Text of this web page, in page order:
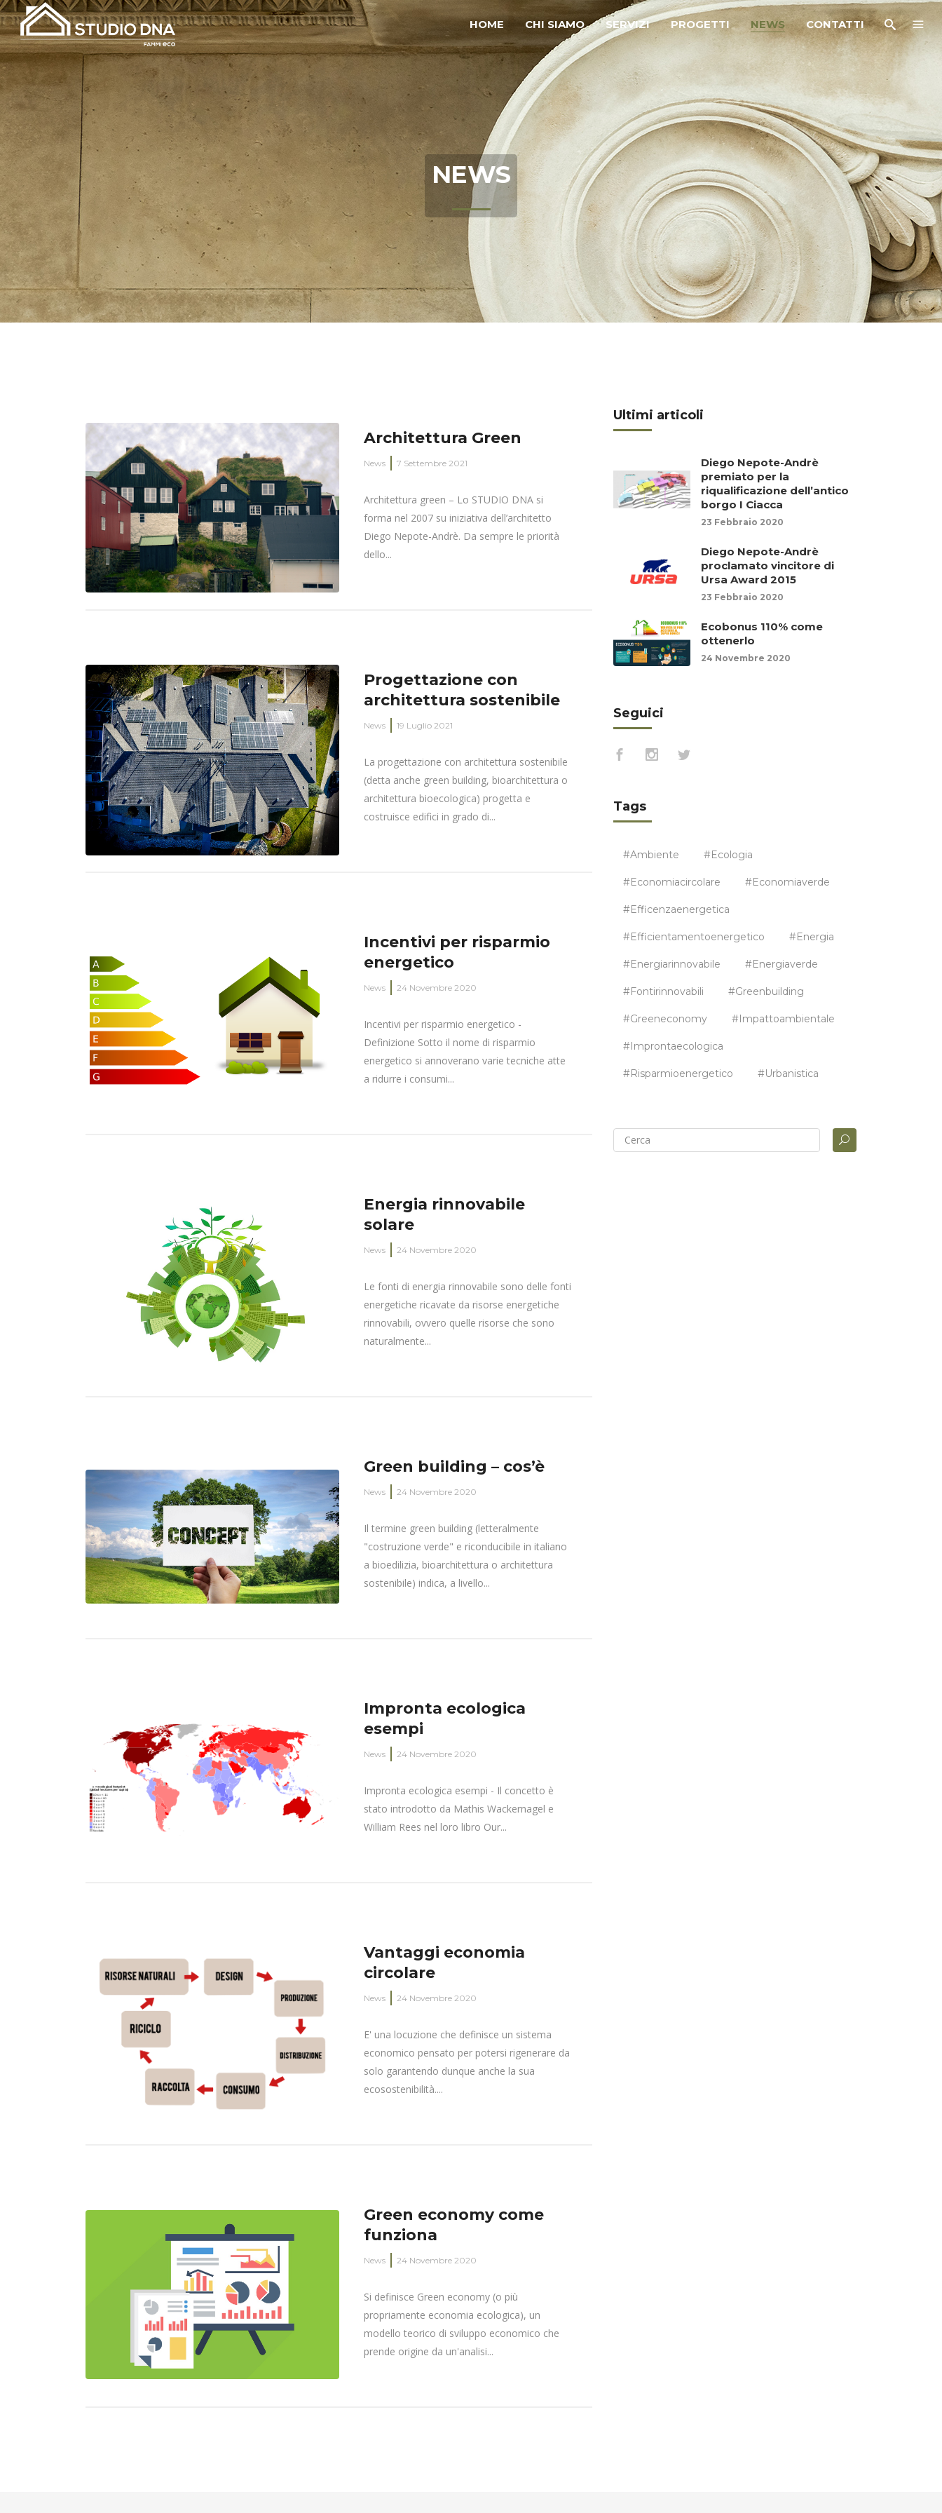
HOME CHI SIAMO SERVIZI PROGETTI NEWS CONTATTI
NEWS
Architettura Green
News 7 Settembre 2021
Architettura green – Lo STUDIO DNA si
forma nel 2007 su iniziativa dell’architetto
Diego Nepote-Andrè. Da sempre le priorità
dello...
Progettazione con
architettura sostenibile
News 19 Luglio 2021
La progettazione con architettura sostenibile
(detta anche green building, bioarchitettura o
architettura bioecologica) progetta e
costruisce edifici in grado di...
Incentivi per risparmio
energetico
News 24 Novembre 2020
Incentivi per risparmio energetico -
Definizione Sotto il nome di risparmio
energetico si annoverano varie tecniche atte
a ridurre i consumi...
Energia rinnovabile
solare
News 24 Novembre 2020
Le fonti di energia rinnovabile sono delle fonti
energetiche ricavate da risorse energetiche
rinnovabili, ovvero quelle risorse che sono
naturalmente...
Green building – cos’è
News 24 Novembre 2020
Il termine green building (letteralmente
"costruzione verde" e riconducibile in italiano
a bioedilizia, bioarchitettura o architettura
sostenibile) indica, a livello...
Impronta ecologica
esempi
News 24 Novembre 2020
Impronta ecologica esempi - Il concetto è
stato introdotto da Mathis Wackernagel e
William Rees nel loro libro Our...
Vantaggi economia
circolare
News 24 Novembre 2020
E' una locuzione che definisce un sistema
economico pensato per potersi rigenerare da
solo garantendo dunque anche la sua
ecosostenibilità....
Green economy come
funziona
News 24 Novembre 2020
Si definisce Green economy (o più
propriamente economia ecologica), un
modello teorico di sviluppo economico che
prende origine da un'analisi...
Ultimi articoli
Diego Nepote-Andrè
premiato per la
riqualificazione dell’antico
borgo I Ciacca
23 Febbraio 2020
Diego Nepote-Andrè
proclamato vincitore di
Ursa Award 2015
23 Febbraio 2020
Ecobonus 110% come
ottenerlo
24 Novembre 2020
Seguici
Tags
#ambiente #ecologia
#economiacircolare #economiaverde
#efficenzaenergetica
#efficientamentoenergetico #energia
#energiarinnovabile #energiaverde
#fontirinnovabili #greenbuilding
#greeneconomy #impattoambientale
#improntaecologica
#risparmioenergetico #urbanistica